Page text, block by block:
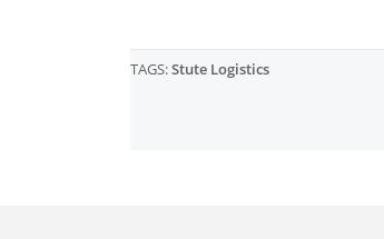
TAGS:Stute Logistics